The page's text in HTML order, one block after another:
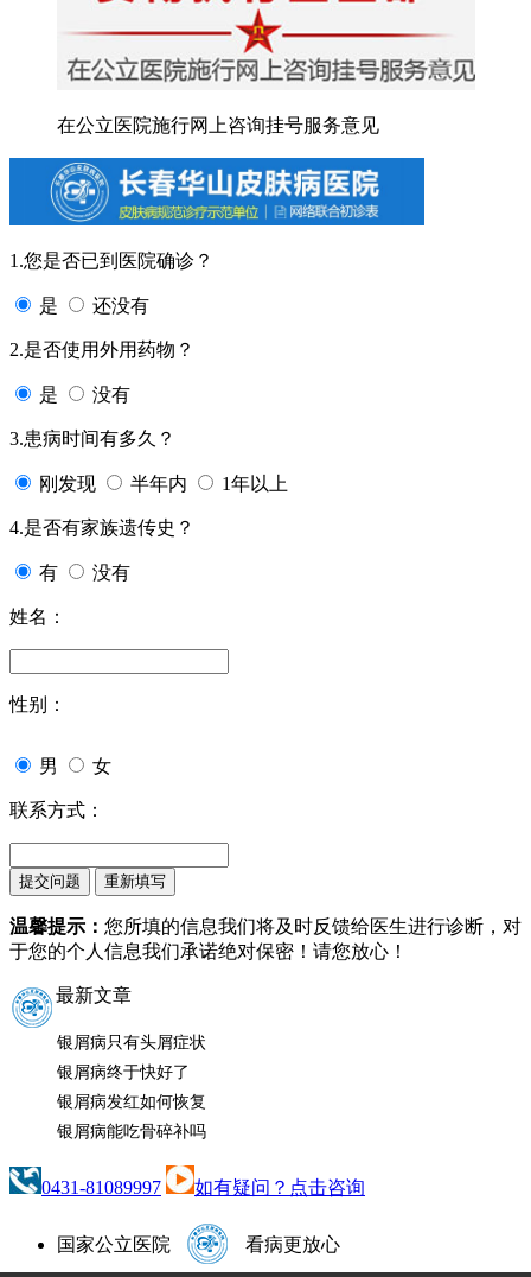
在公立医院施行网上咨询挂号服务意见
1.您是否已到医院确诊？
是 还没有
2.是否使用外用药物？
是 没有
3.患病时间有多久？
刚发现 半年内 1年以上
4.是否有家族遗传史？
有 没有
姓名：
性别：
男 女
联系方式：
温馨提示： 您所填的信息我们将及时反馈给医生进行诊断，对
于您的个人信息我们承诺绝对保密！请您放心！
最新文章
银屑病只有头屑症状
银屑病终于快好了
银屑病发红如何恢复
银屑病能吃骨碎补吗
0431-81089997 如有疑问？点击咨询
国家公立医院
看病更放心